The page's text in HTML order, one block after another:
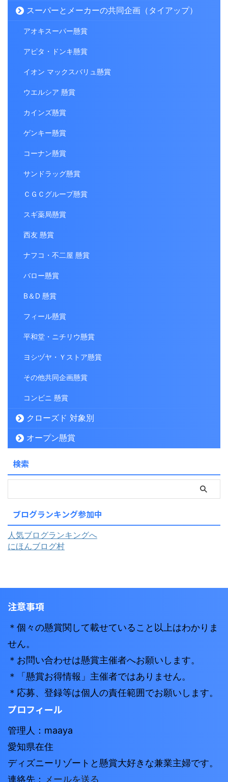
スーパーとメーカーの共同企画（タイアップ）
アオキスーパー懸賞
アピタ・ドンキ懸賞
イオン マックスバリュ懸賞
ウエルシア 懸賞
カインズ懸賞
ゲンキー懸賞
コーナン懸賞
サンドラッグ懸賞
ＣＧＣグループ懸賞
スギ薬局懸賞
西友 懸賞
ナフコ・不二屋 懸賞
バロー懸賞
B＆D 懸賞
フィール懸賞
平和堂・ニチリウ懸賞
ヨシヅヤ・Ｙストア懸賞
その他共同企画懸賞
コンビニ 懸賞
クローズド 対象別
オープン懸賞
検索
ブログランキング参加中
人気ブログランキングへ
にほんブログ村
注意事項
＊個々の懸賞関して載せていること以上はわかりま
せん。
＊お問い合わせは懸賞主催者へお願いします。
＊「懸賞お得情報」主催者ではありません。
＊応募、登録等は個人の責任範囲でお願いします。
プロフィール
管理人：maaya
愛知県在住
ディズニーリゾートと懸賞大好きな兼業主婦です。
連絡先： メールを送る